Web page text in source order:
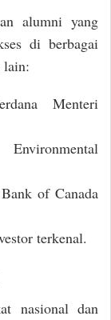
alumni yang
di berbagai
lain:
Menteri
of Canada
terkenal.
nasional dan